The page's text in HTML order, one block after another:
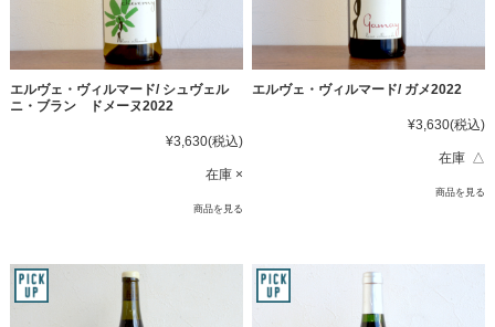
エルヴェ・ヴィルマード/ シュヴェル
ニ・ブラン ドメーヌ2022
¥3,630(税込)
在庫 ×
商品を見る
エルヴェ・ヴィルマード/ ガメ2022
¥3,630(税込)
在庫 △
商品を見る